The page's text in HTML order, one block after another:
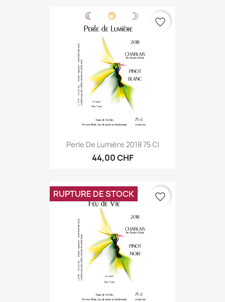
Perle De Lumière 2018 75 Cl
44,00 CHF
favorite_border
RUPTURE DE STOCK favorite_border